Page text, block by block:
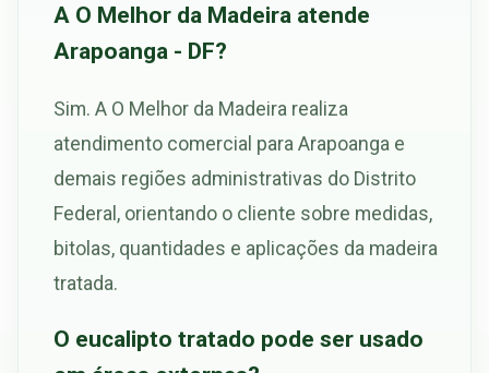
A O Melhor da Madeira atende
Arapoanga - DF?
Sim. A O Melhor da Madeira realiza
atendimento comercial para Arapoanga e
demais regiões administrativas do Distrito
Federal, orientando o cliente sobre medidas,
bitolas, quantidades e aplicações da madeira
tratada.
O eucalipto tratado pode ser usado